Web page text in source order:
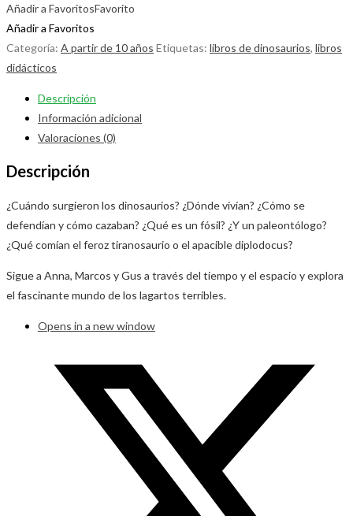
Añadir a FavoritosFavorito
Añadir a Favoritos
Categoría: A partir de 10 años Etiquetas: libros de dinosaurios, libros
didácticos
Descripción
Información adicional
Valoraciones (0)
Descripción
¿Cuándo surgieron los dinosaurios? ¿Dónde vivían? ¿Cómo se
defendían y cómo cazaban? ¿Qué es un fósil? ¿Y un paleontólogo?
¿Qué comían el feroz tiranosaurio o el apacible diplodocus?
Sigue a Anna, Marcos y Gus a través del tiempo y el espacio y explora
el fascinante mundo de los lagartos terribles.
Opens in a new window